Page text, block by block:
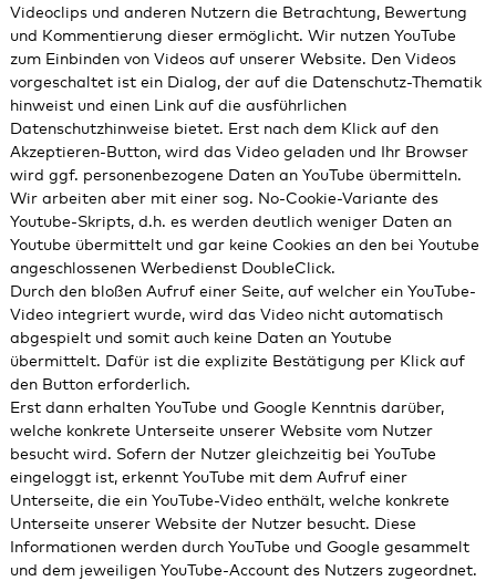
Videoclips und anderen Nutzern die Betrachtung, Bewertung
und Kommentierung dieser ermöglicht. Wir nutzen YouTube
zum Einbinden von Videos auf unserer Website. Den Videos
vorgeschaltet ist ein Dialog, der auf die Datenschutz-Thematik
hinweist und einen Link auf die ausführlichen
Datenschutzhinweise bietet. Erst nach dem Klick auf den
Akzeptieren-Button, wird das Video geladen und Ihr Browser
wird ggf. personenbezogene Daten an YouTube übermitteln.
Wir arbeiten aber mit einer sog. No-Cookie-Variante des
Youtube-Skripts, d.h. es werden deutlich weniger Daten an
Youtube übermittelt und gar keine Cookies an den bei Youtube
angeschlossenen Werbedienst DoubleClick.
Durch den bloßen Aufruf einer Seite, auf welcher ein YouTube-
Video integriert wurde, wird das Video nicht automatisch
abgespielt und somit auch keine Daten an Youtube
übermittelt. Dafür ist die explizite Bestätigung per Klick auf
den Button erforderlich.
Erst dann erhalten YouTube und Google Kenntnis darüber,
welche konkrete Unterseite unserer Website vom Nutzer
besucht wird. Sofern der Nutzer gleichzeitig bei YouTube
eingeloggt ist, erkennt YouTube mit dem Aufruf einer
Unterseite, die ein YouTube-Video enthält, welche konkrete
Unterseite unserer Website der Nutzer besucht. Diese
Informationen werden durch YouTube und Google gesammelt
und dem jeweiligen YouTube-Account des Nutzers zugeordnet.